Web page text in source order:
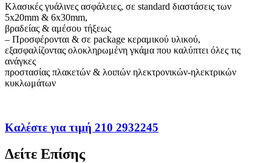
Κλασικές γυάλινες ασφάλειες, σε standard διαστάσεις των
5x20mm & 6x30mm,
βραδείας & αμέσου τήξεως
– Προσφέρονται & σε package κεραμικού υλικού,
εξασφαλίζοντας ολοκληρωμένη γκάμα που καλύπτει όλες τις
ανάγκες
προστασίας πλακετών & λοιπών ηλεκτρονικών-ηλεκτρικών
κυκλωμάτων
Καλέστε για τιμή 210 2932245
Δείτε Επίσης